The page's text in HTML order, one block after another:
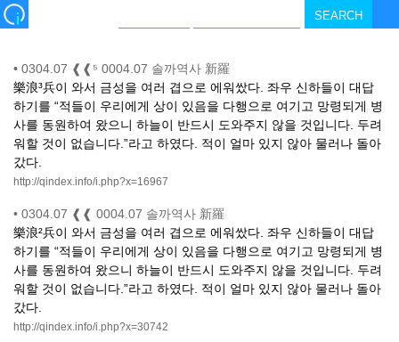
• 0304.07 ❰❰⁵ 0004.07 솔까역사 新羅
樂浪³兵이 와서 금성을 여러 겹으로 에워쌌다. 좌우 신하들이 대답
하기를 “적들이 우리에게 상이 있음을 다행으로 여기고 망령되게 병
사를 동원하여 왔으니 하늘이 반드시 도와주지 않을 것입니다. 두려
워할 것이 없습니다.”라고 하였다. 적이 얼마 있지 않아 물러나 돌아
갔다.
http://qindex.info/i.php?x=16967
• 0304.07 ❰❰ 0004.07 솔까역사 新羅
樂浪²兵이 와서 금성을 여러 겹으로 에워쌌다. 좌우 신하들이 대답
하기를 “적들이 우리에게 상이 있음을 다행으로 여기고 망령되게 병
사를 동원하여 왔으니 하늘이 반드시 도와주지 않을 것입니다. 두려
워할 것이 없습니다.”라고 하였다. 적이 얼마 있지 않아 물러나 돌아
갔다.
http://qindex.info/i.php?x=30742